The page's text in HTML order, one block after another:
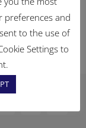
TAGĦNA
preferences and
to the use of
Settings to